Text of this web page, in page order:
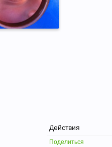
Действия
Поделиться